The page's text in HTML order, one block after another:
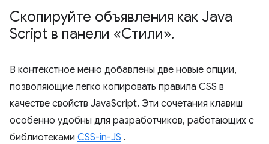
Скопируйте объявления как Java
Script в панели «Стили».
В контекстное меню добавлены две новые опции,
позволяющие легко копировать правила CSS в
качестве свойств JavaScript. Эти сочетания клавиш
особенно удобны для разработчиков, работающих с
библиотеками CSS-in-JS .